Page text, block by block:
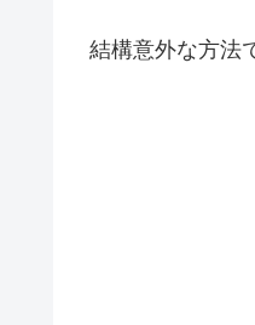
結構意外な方法